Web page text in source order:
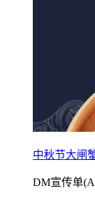
中秋节大闸
DM宣传单